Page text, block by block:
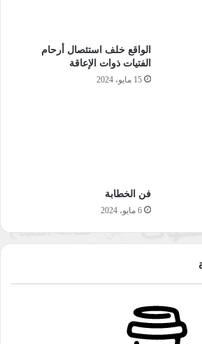
الواقع خلف استئصال أرحام
الفتيات ذوات الإعاقة
15 مايو، 2024
فن الخطابة
6 مايو، 2024